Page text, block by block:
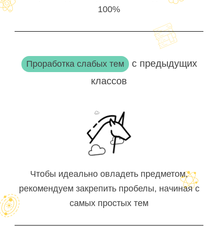
100%
Проработка слабых тем с предыдущих
классов
Чтобы идеально овладеть предметом,
рекомендуем закрепить пробелы, начиная с
самых простых тем